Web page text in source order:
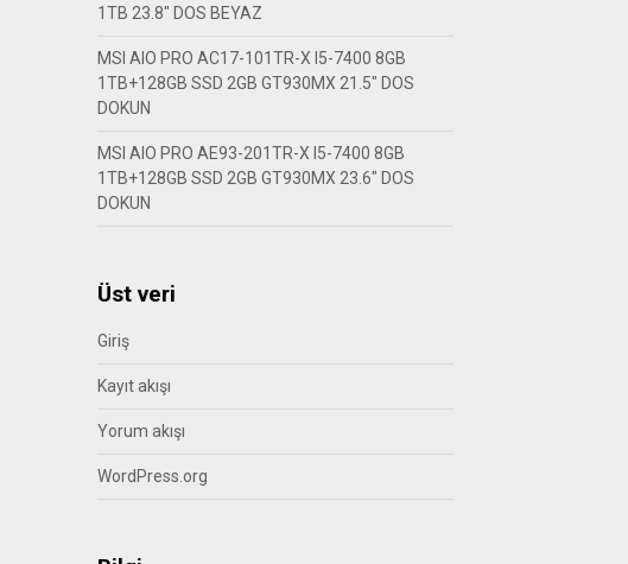
1TB 23.8″ DOS BEYAZ
MSI AIO PRO AC17-101TR-X I5-7400 8GB
1TB+128GB SSD 2GB GT930MX 21.5″ DOS
DOKUN
MSI AIO PRO AE93-201TR-X I5-7400 8GB
1TB+128GB SSD 2GB GT930MX 23.6″ DOS
DOKUN
Üst veri
Giriş
Kayıt akışı
Yorum akışı
WordPress.org